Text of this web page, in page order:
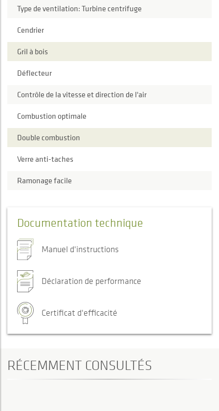
Type de ventilation: Turbine centrifuge
Cendrier
Gril à bois
Déflecteur
Contrôle de la vitesse et direction de l'air
Combustion optimale
Double combustion
Verre anti-taches
Ramonage facile
Documentation technique
Manuel d'instructions
Déclaration de performance
Certificat d'efficacité
RÉCEMMENT CONSULTÉS